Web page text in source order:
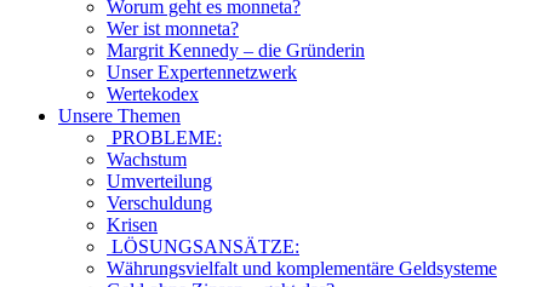
Worum geht es monneta?
Wer ist monneta?
Margrit Kennedy – die Gründerin
Unser Expertennetzwerk
Wertekodex
Unsere Themen
PROBLEME:
Wachstum
Umverteilung
Verschuldung
Krisen
LÖSUNGSANSÄTZE:
Währungsvielfalt und komplementäre Geldsysteme